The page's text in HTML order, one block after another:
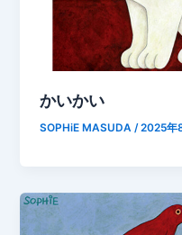
かいかい
SOPHiE MASUDA/2025年